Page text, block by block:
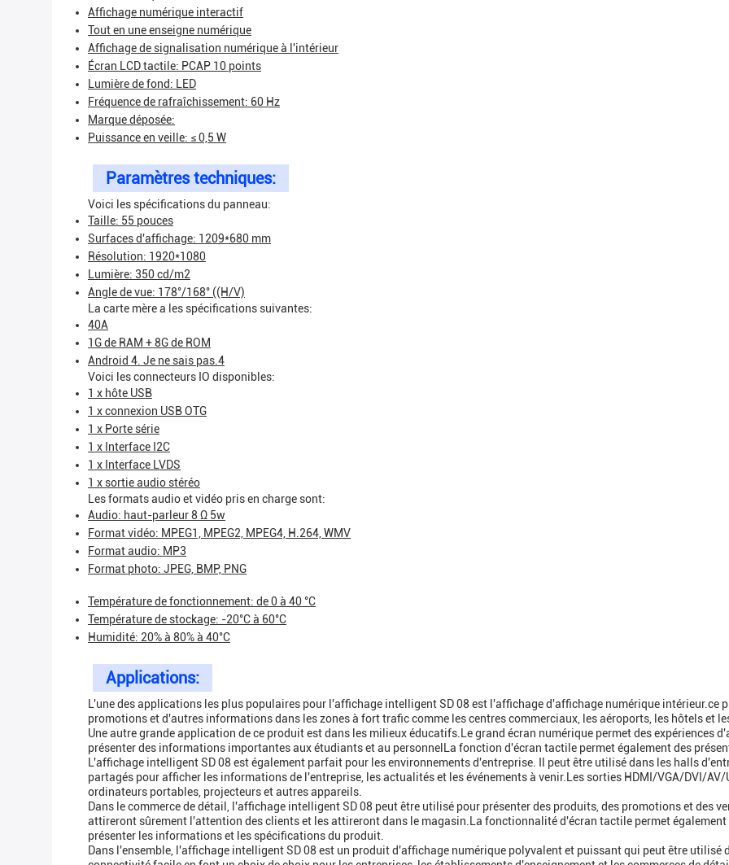
Affichage numérique interactif
Tout en une enseigne numérique
Affichage de signalisation numérique à l'intérieur
Écran LCD tactile: PCAP 10 points
Lumière de fond: LED
Fréquence de rafraîchissement: 60 Hz
Marque déposée:
Puissance en veille: ≤ 0,5 W
Paramètres techniques:
Voici les spécifications du panneau:
Taille: 55 pouces
Surfaces d'affichage: 1209*680 mm
Résolution: 1920*1080
Lumière: 350 cd/m2
Angle de vue: 178°/168° ((H/V)
La carte mère a les spécifications suivantes:
40A
1G de RAM + 8G de ROM
Android 4. Je ne sais pas.4
Voici les connecteurs IO disponibles:
1 x hôte USB
1 x connexion USB OTG
1 x Porte série
1 x Interface I2C
1 x Interface LVDS
1 x sortie audio stéréo
Les formats audio et vidéo pris en charge sont:
Audio: haut-parleur 8 Ω 5w
Format vidéo: MPEG1, MPEG2, MPEG4, H.264, WMV
Format audio: MP3
Format photo: JPEG, BMP, PNG
Température de fonctionnement: de 0 à 40 °C
Température de stockage: -20°C à 60°C
Humidité: 20% à 80% à 40°C
Applications:
L'une des applications les plus populaires pour l'affichage intelligent SD 08 est l'affichage d'affichage numérique
promotions et d'autres informations dans les zones à fort trafic comme les centres commerciaux, les aéroports, les hôtels et
Une autre grande application de ce produit est dans les milieux éducatifs.Le grand écran numérique permet des expériences
présenter des informations importantes aux étudiants et au personnelLa fonction d'écran tactile permet également des
L'affichage intelligent SD 08 est également parfait pour les environnements d'entreprise. Il peut être utilisé dans les halls
partagés pour afficher les informations de l'entreprise, les actualités et les événements à venir.Les sorties HDMI/VGA/DVI/
ordinateurs portables, projecteurs et autres appareils.
Dans le commerce de détail, l'affichage intelligent SD 08 peut être utilisé pour présenter des produits, des promotions et des
attireront sûrement l'attention des clients et les attireront dans le magasin.La fonctionnalité d'écran tactile permet
présenter les informations et les spécifications du produit.
Dans l'ensemble, l'affichage intelligent SD 08 est un produit d'affichage numérique polyvalent et puissant qui peut être utilisé